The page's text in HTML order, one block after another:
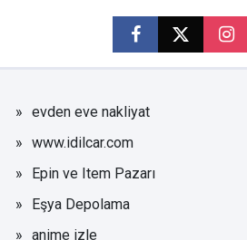
evden eve nakliyat
www.idilcar.com
Epin ve Item Pazarı
Eşya Depolama
anime izle